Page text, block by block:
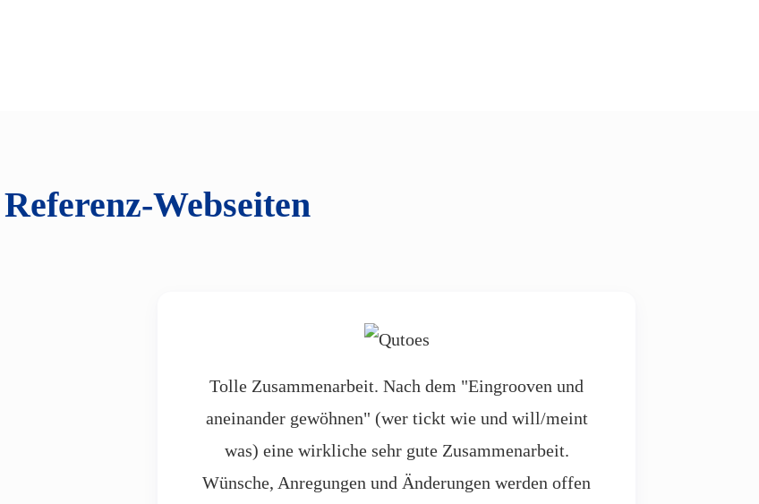
Referenz-Webseiten
Tolle Zusammenarbeit. Nach dem "Eingrooven und
aneinander gewöhnen" (wer tickt wie und will/meint
was) eine wirkliche sehr gute Zusammenarbeit.
Wünsche, Anregungen und Änderungen werden offen